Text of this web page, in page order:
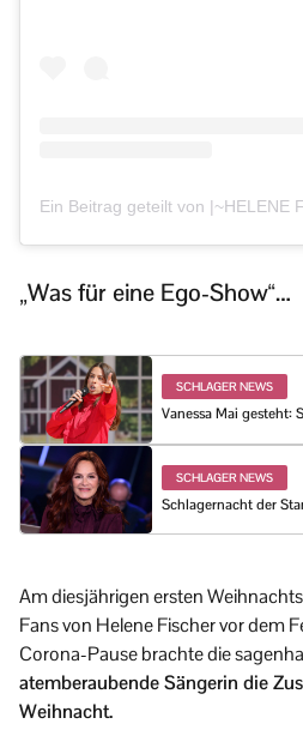
„Was für eine Ego-Show“…
SCHLAGER NEWS
Vanessa Mai gesteht:
SCHLAGER NEWS
Schlagernacht der
Am diesjährigen ersten
Fans von Helene Fischer vor dem
Corona-Pause brachte die
atemberaubende Sängerin die
Weihnacht.